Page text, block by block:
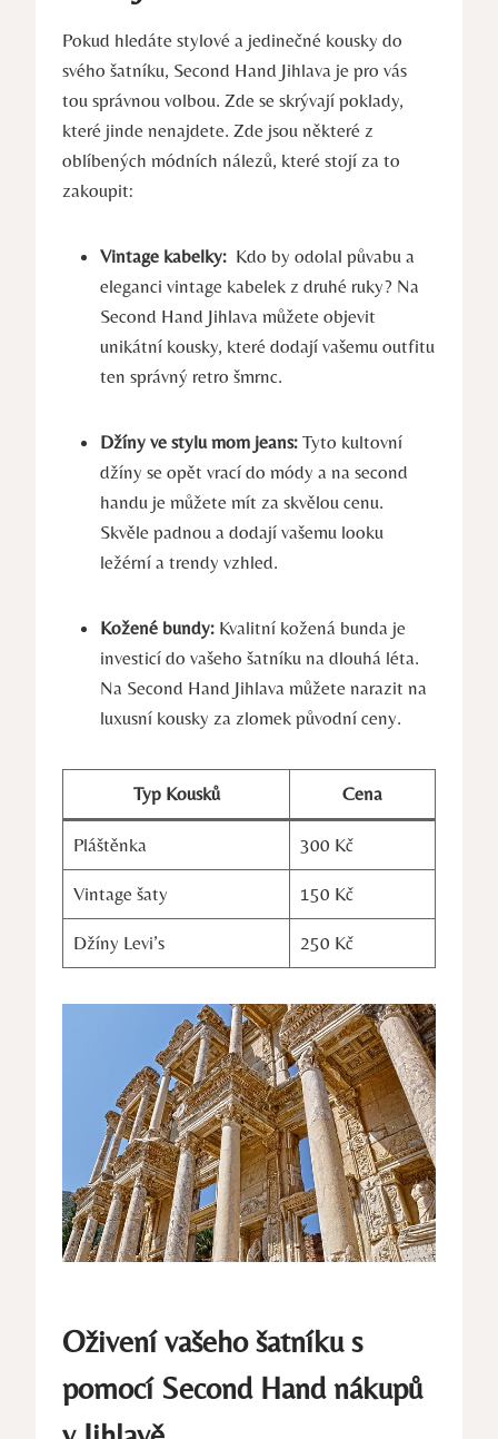
Pokud hledáte ‍stylové a jedinečné kousky ‌do
svého šatníku, Second⁤ Hand Jihlava je pro vás
tou správnou volbou. Zde‍ se skrývají‌ poklady,
⁤které jinde nenajdete.​ Zde jsou některé z
oblíbených módních nálezů, které stojí za to
zakoupit:
Vintage kabelky: ⁤ Kdo by odolal půvabu a
eleganci ⁤vintage kabelek z druhé ruky? Na⁢
Second Hand Jihlava můžete objevit
unikátní⁢ kousky, které⁢ dodají vašemu outfitu
ten správný retro šmrnc.
Džíny ve stylu mom jeans: Tyto kultovní
džíny‍ se opět vrací ⁤do módy a na second
‌handu je můžete mít za skvělou cenu.
Skvěle padnou a ⁢dodají vašemu looku
ležérní a trendy vzhled.
Kožené⁣ bundy: Kvalitní kožená bunda je
investicí do vašeho šatníku‌ na dlouhá léta.
Na Second Hand Jihlava můžete narazit na
luxusní kousky za zlomek původní ceny.
Typ Kousků Cena
Pláštěnka 300 Kč
Vintage šaty 150 Kč
Džíny‌ Levi’s 250⁣ Kč
Oživení vašeho šatníku s
pomocí Second Hand⁤ nákupů